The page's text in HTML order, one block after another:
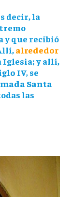
decir, la
y que recibió
alrededor
Iglesia; y allí,
IV, se
Santa
las